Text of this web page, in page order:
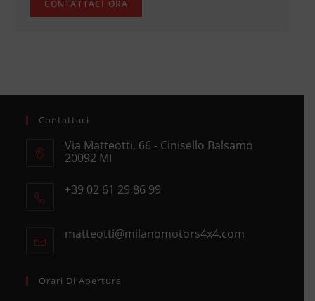
Contattaci
Via Matteotti, 66 - Cinisello Balsamo
20092 MI
in
+39 02 61 29 86 99
your
matteotti@milanomotors4x4.comOpens
Orari Di Apertura